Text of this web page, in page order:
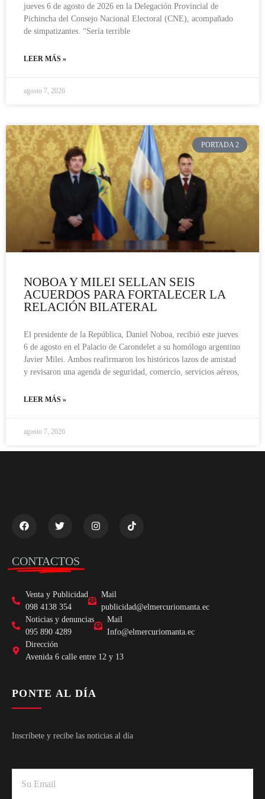
jueves 6 de agosto de 2026 en la Delegación Provincial de
Pichincha del Consejo Nacional Electoral (CNE), acompañado
de simpatizantes. “Sería terrible
LEER MÁS »
agosto 7, 2026
PORTADA 2
NOBOA Y MILEI SELLAN SEIS
ACUERDOS PARA FORTALECER LA
RELACIÓN BILATERAL
El presidente de la República, Daniel Noboa, recibió este jueves
6 de agosto en el Palacio de Carondelet a su homólogo argentino
Javier Milei. Ambos reafirmaron los históricos lazos de amistad
y revisaron una agenda de seguridad, comercio, servicios aéreos,
LEER MÁS »
agosto 7, 2026
CONTACTOS
Venta y Publicidad
098 4138 354
Mail
publicidad@elmercuriomanta.ec
Noticias y denuncias
095 890 4289
Mail
Info@elmercuriomanta.ec
Dirección
Avenida 6 calle entre 12 y 13
PONTE AL DÍA
Inscríbete y recibe las noticias al día